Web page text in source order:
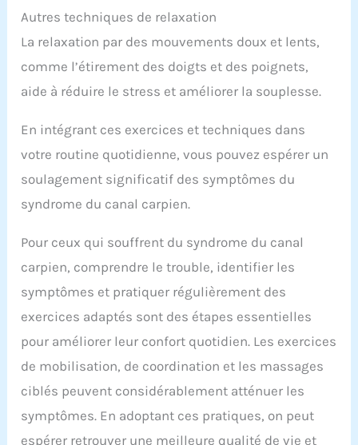
Autres techniques de relaxation
La relaxation par des mouvements doux et lents,
comme l’étirement des doigts et des poignets,
aide à réduire le stress et améliorer la souplesse.
En intégrant ces exercices et techniques dans
votre routine quotidienne, vous pouvez espérer un
soulagement significatif des symptômes du
syndrome du canal carpien.
Pour ceux qui souffrent du syndrome du canal
carpien, comprendre le trouble, identifier les
symptômes et pratiquer régulièrement des
exercices adaptés sont des étapes essentielles
pour améliorer leur confort quotidien. Les exercices
de mobilisation, de coordination et les massages
ciblés peuvent considérablement atténuer les
symptômes. En adoptant ces pratiques, on peut
espérer retrouver une meilleure qualité de vie et